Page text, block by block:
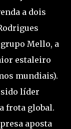
a dois
Mello, a
estaleiro
mundiais).
sido líder
frota global.
aposta